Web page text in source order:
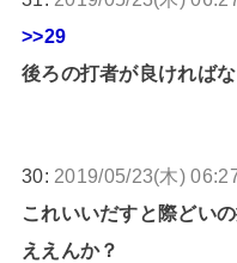
>>29
後ろの打者が良ければな
30: 2019/05/23(木)
これいいだすと際どい
ええんか？